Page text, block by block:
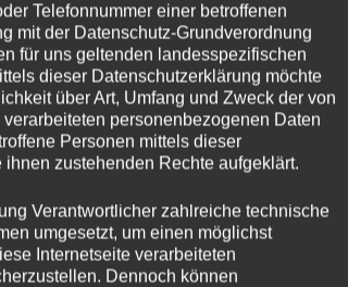
und ärgerlichen
Türklinge oder
Telefonnummer einer betroffenen
mit der Datenschutz-Grundverordnung
für uns geltenden landesspezifischen
dieser Datenschutzerklärung möchte
über Art, Umfang und Zweck der von
personenbezogenen Daten
Personen mittels dieser
zustehenden Rechte aufgeklärt.
Verantwortlicher zahlreiche technische
umgesetzt, um einen möglichst
Internetseite verarbeiteten
Dennoch können